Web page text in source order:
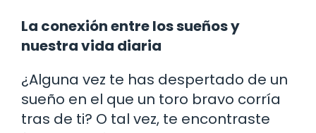
La conexión entre los sueños y
nuestra vida diaria
¿Alguna vez te has despertado de un
sueño en el que un toro bravo corría
tras de ti? O tal vez, te encontraste